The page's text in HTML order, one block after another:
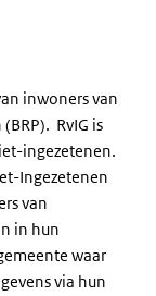
inwoners van
RvIG is
ingezetenen.
Ingezetenen
van
in hun
waar
via hun